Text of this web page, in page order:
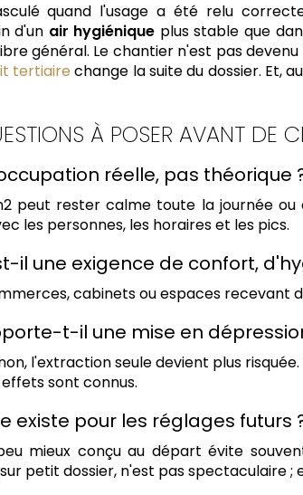
quand l'usage a été relu
d'un air hygiénique plus stable que
général. Le chantier n'est pas
tertiaire change la suite du dossier. Et,
À POSER AVANT DE
réelle, pas théorique
peut rester calme toute la journée ou
les personnes, les horaires et les pics.
il une exigence de confort,
cabinets ou espaces recevant
t-il une mise en
l'extraction seule devient plus
sont connus.
existe pour les réglages futurs
mieux conçu au départ évite
petit dossier, n'est pas spectaculaire ;